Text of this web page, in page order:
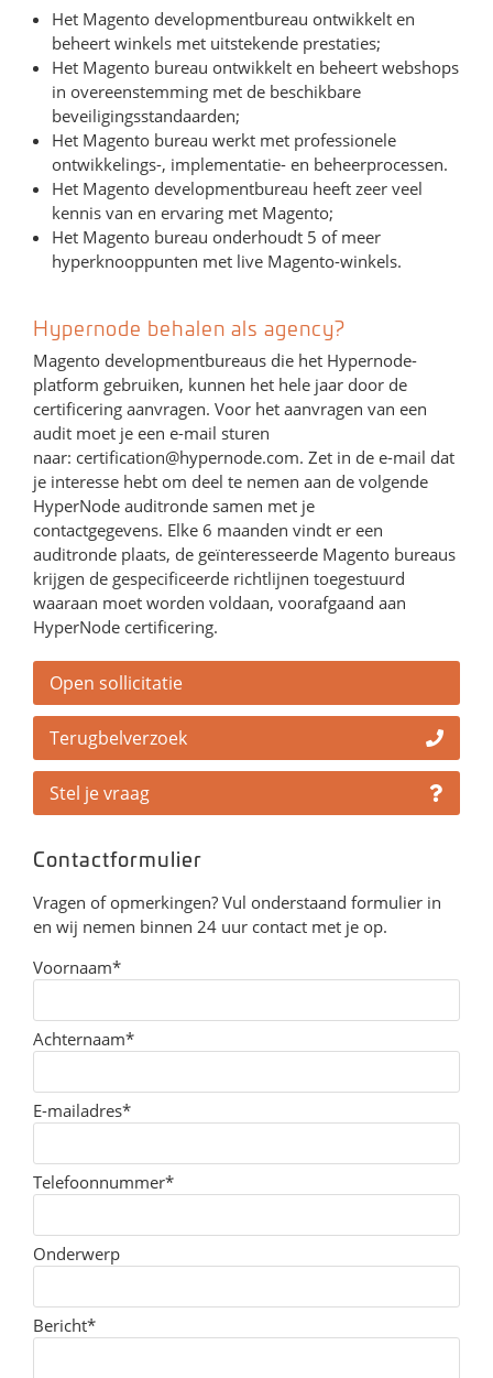
Het Magento developmentbureau ontwikkelt en
beheert winkels met uitstekende prestaties;
Het Magento bureau ontwikkelt en beheert webshops
in overeenstemming met de beschikbare
beveiligingsstandaarden;
Het Magento bureau werkt met professionele
ontwikkelings-, implementatie- en beheerprocessen.
Het Magento developmentbureau heeft zeer veel
kennis van en ervaring met Magento;
Het Magento bureau onderhoudt 5 of meer
hyperknooppunten met live Magento-winkels.
Hypernode behalen als agency?
Magento developmentbureaus die het Hypernode-
platform gebruiken, kunnen het hele jaar door de
certificering aanvragen. Voor het aanvragen van een
audit moet je een e-mail sturen
naar: certification@hypernode.com. Zet in de e-mail dat
je interesse hebt om deel te nemen aan de volgende
HyperNode auditronde samen met je
contactgegevens. Elke 6 maanden vindt er een
auditronde plaats, de geïnteresseerde Magento bureaus
krijgen de gespecificeerde richtlijnen toegestuurd
waaraan moet worden voldaan, voorafgaand aan
HyperNode certificering.
Open sollicitatie
Terugbelverzoek
Stel je vraag
Contactformulier
Vragen of opmerkingen? Vul onderstaand formulier in
en wij nemen binnen 24 uur contact met je op.
Voornaam*
Achternaam*
E-mailadres*
Telefoonnummer*
Onderwerp
Bericht*